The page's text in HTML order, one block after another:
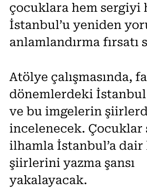
çocuklara hem sergiyi
İstanbul’u yeniden
anlamlandırma fırsatı
Atölye çalışmasında,
dönemlerdeki
ve bu imgelerin
incelenecek. Çocuklar
ilhamla İstanbul’a
şiirlerini yazma şansı
yakalayacak.